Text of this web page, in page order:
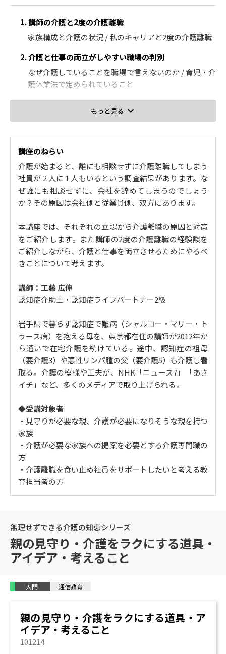
1. 講師の介護と2度の介護離職
家族構成と介護の状況 / 私のキャリアと2度の介護離職
2. 介護と仕事の両立がしやすい職場の判別
なぜ介護していることを職場で言えないのか / 育児・介
護休業法で定められていること
4. 介護離職 3つの課題（会社側）
介護離職した人に聞いた会社の問題点 / どんな取り組み
があれば仕事を続けられたか？ / 介護が始まると、すぐ
離職する
5. 介護離職 7つの解決策（会社側）
雰囲気作りで大切なこと
6. 介護離職 3つの課題（従業員側）
誰にも相談せずに介護離職する / 会社の発信が自分事で
7. 介護離職 10の解決策（従業員側）
介護アンテナを立てる / 介護休業の意味を正しく理解す
る / プロジェクトMgrになる
8. 介護の知恵シリーズを活用しよう！
管理職も人事も困っている / 介護のeラーニングを全社
で実施している会社もある
もっと見る
講座のねらい
介護が始まると、誰にも相談せずに介護離職してしまう
社員が 2 人に 1 人もいるという調査結果があります。な
ぜ誰にも相談せずに、会社を辞めてしまうのでしょう
か？その原因は会社側と従業員側、双方にあります。
本講座では、それぞれの立場から介護離職の原因と対策
をご紹介します。また講師の2度の介護離職の経験談を
ご紹介しながら、介護と仕事を両立させるためにやるべ
きことについて考えます。
講師：工藤 広伸
認知症介助士・認知症ライフパートナー2級
岩手県で暮らす認知症で難病（シャルコー・マリー・ト
ゥース病）を抱える母を、東京都在住の講師が2012年か
ら通いで在宅介護を続けている。途中、認知症の祖母
（要介護3）や悪性リンパ腫の父（要介護5）も介護し看
取る。介護の模様や工夫が、NHK「ニュース7」「あさ
イチ」など、多くのメディアで取り上げられる。
◆受講対象者
・見守りが必要な親、介護が必要になりそうな親を持つ
家族
・介護が必要な家族への提案を必要とする介護専門職の
方
・介護離職を食い止め社員をサポートしたいと考える教
育担当者の方
無理せずできる介護の知恵シリーズ
親の見守り・介護をラクにする道具・
アイデア・考えること
入門 通信教育
親の見守り・介護をラクにする道具・ア
イデア・考えること
101214